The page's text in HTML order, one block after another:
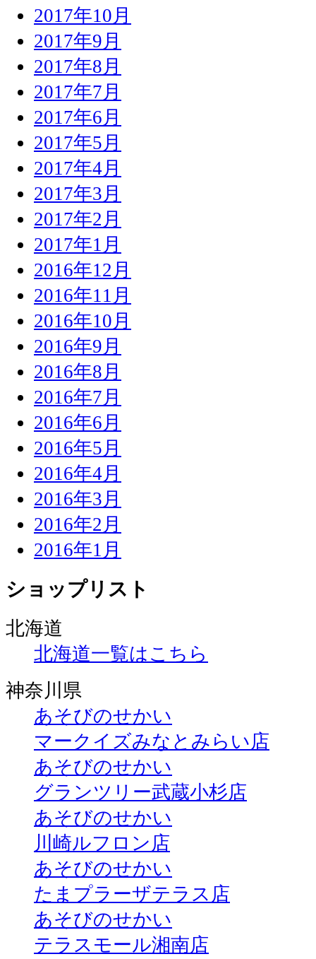
2017年10月
2017年9月
2017年8月
2017年7月
2017年6月
2017年5月
2017年4月
2017年3月
2017年2月
2017年1月
2016年12月
2016年11月
2016年10月
2016年9月
2016年8月
2016年7月
2016年6月
2016年5月
2016年4月
2016年3月
2016年2月
2016年1月
ショップリスト
北海道
北海道一覧はこちら
神奈川県
あそびのせかい
マークイズみなとみらい店
あそびのせかい
グランツリー武蔵小杉店
あそびのせかい
川崎ルフロン店
あそびのせかい
たまプラーザテラス店
あそびのせかい
テラスモール湘南店